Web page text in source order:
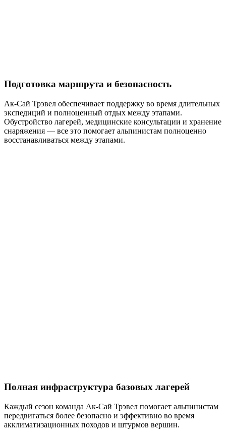
Подготовка маршрута и безопасность
Ак-Сай Трэвел обеспечивает поддержку во время длительных
экспедиций и полноценный отдых между этапами.
Обустройство лагерей, медицинские консультации и хранение
снаряжения — все это помогает альпинистам полноценно
восстанавливаться между этапами.
Полная инфраструктура базовых лагерей
Каждый сезон команда Ак-Сай Трэвел помогает альпинистам
передвигаться более безопасно и эффективно во время
акклиматизационных походов и штурмов вершин.